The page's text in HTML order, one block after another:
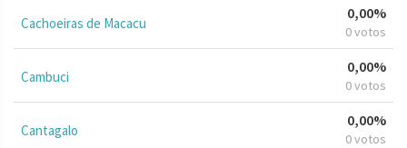
Cachoeiras de Macacu
0,00%
0 votos
Cambuci
0,00%
0 votos
Cantagalo
0,00%
0 votos